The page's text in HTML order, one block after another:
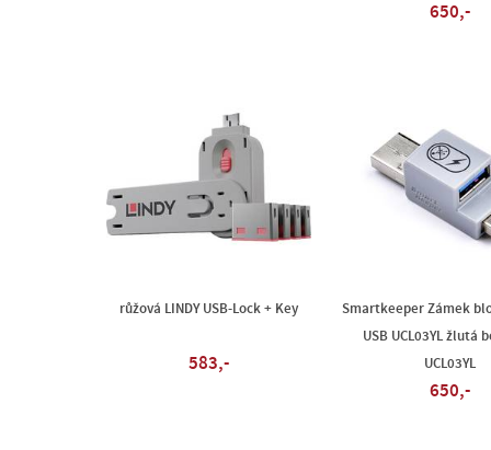
650,-
růžová LINDY USB-Lock + Key
583,-
Smartkeeper Zámek
USB UCL03YL žlutá
UCL03YL
650,-